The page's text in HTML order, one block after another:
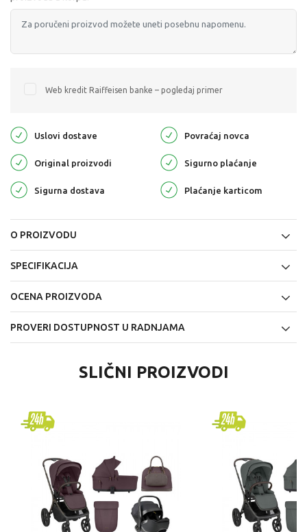
Web kredit Raiffeisen banke – pogledaj primer
Uslovi dostave Povraćaj novca
Original proizvodi Sigurno plaćanje
Sigurna dostava Plaćanje karticom
O PROIZVODU
SPECIFIKACIJA
OCENA PROIZVODA
PROVERI DOSTUPNOST U RADNJAMA
SLIČNI PROIZVODI